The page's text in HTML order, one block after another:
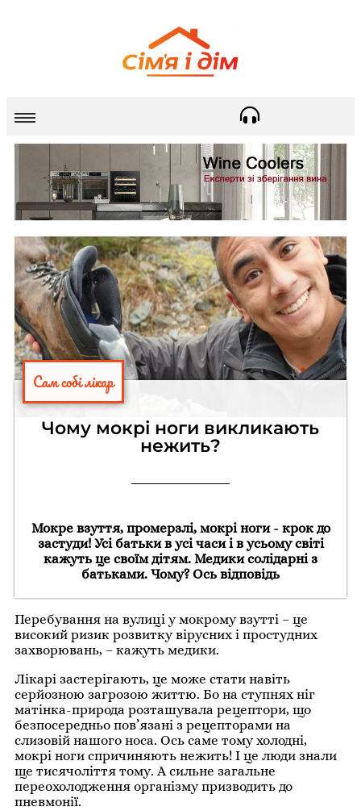
Сам собі лікар
Чому мокрі ноги викликають
нежить?
Мокре взуття, промерзлі, мокрі ноги - крок до
застуди! Усі батьки в усі часи і в усьому світі
кажуть це своїм дітям. Медики солідарні з
батьками. Чому? Ось відповідь
Перебування на вулиці у мокрому взутті – це
високий ризик розвитку вірусних і простудних
захворювань, – кажуть медики.
Лікарі застерігають, це може стати навіть
серйозною загрозою життю. Бо на ступнях ніг
матінка-природа розташувала рецептори, що
безпосередньо пов’язані з рецепторами на
слизовій нашого носа. Ось саме тому холодні,
мокрі ноги спричиняють нежить! І це люди знали
ще тисячоліття тому. А сильне загальне
переохолодження організму призводить до
пневмонії.